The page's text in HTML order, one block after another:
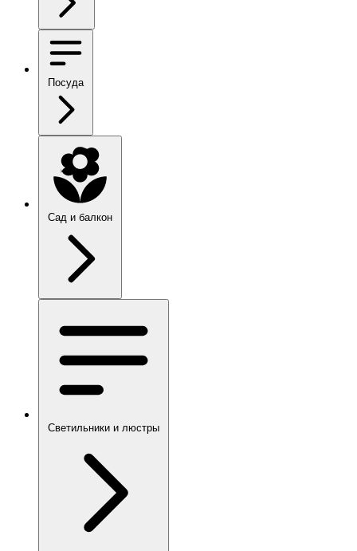
Посуда
Сад и балкон
Светильники и люстры